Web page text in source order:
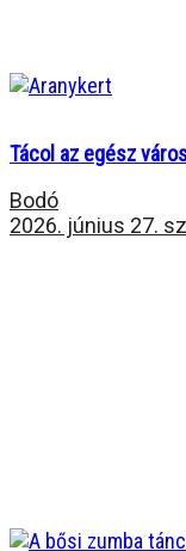
Tácol az egész
Bodó
2026. június 27.